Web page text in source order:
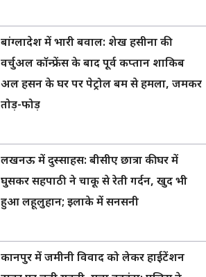
बांग्लादेश में भारी बवाल: शेख हसीना की
वर्चुअल कॉन्फ्रेंस के बाद पूर्व कप्तान शाकिब
अल हसन के घर पर पेट्रोल बम से हमला, जमकर
तोड़-फोड़
लखनऊ में दुस्साहस: बीसीए छात्रा की घर में
घुसकर सहपाठी ने चाकू से रेती गर्दन, खुद भी
हुआ लहूलुहान; इलाके में सनसनी
कानपुर में जमीनी विवाद को लेकर हाईटेंशन